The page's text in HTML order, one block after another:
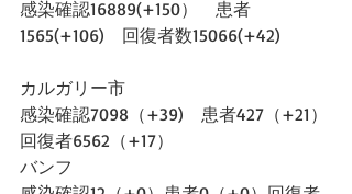
感染確認16889(+150）　患者
1565(+106)　回復者数15066(+42)
カルガリー市
感染確認7098（+39)　患者427（+21）
回復者6562（+17）
バンフ